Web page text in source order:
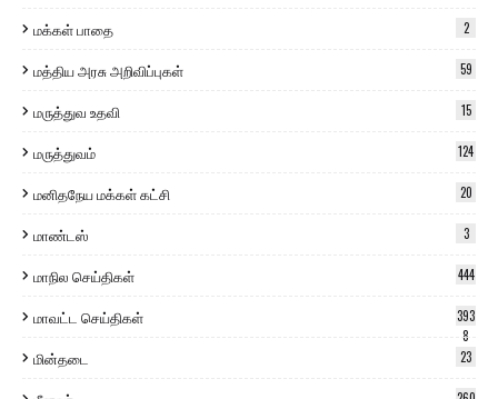
மக்கள் பாதை 2
மத்திய அரசு அறிவிப்புகள் 59
மருத்துவ உதவி 15
மருத்துவம் 124
மனிதநேய மக்கள் கட்சி 20
மாண்டஸ் 3
மாநில செய்திகள் 444
மாவட்ட செய்திகள்
393
8
மின்தடை 23